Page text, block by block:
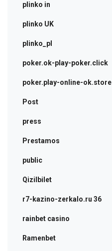
plinko in
plinko UK
plinko_pl
poker.ok-play-poker.click
poker.play-online-ok.store
Post
press
Prestamos
public
Qizilbilet
r7-kazino-zerkalo.ru 36
rainbet casino
Ramenbet